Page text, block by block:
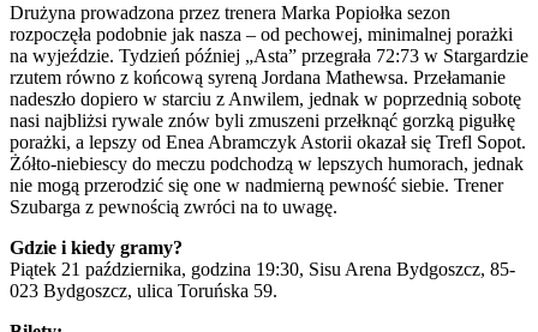
Drużyna prowadzona przez trenera Marka Popiołka sezon
rozpoczęła podobnie jak nasza – od pechowej, minimalnej porażki
na wyjeździe. Tydzień później „Asta” przegrała 72:73 w Stargardzie
rzutem równo z końcową syreną Jordana Mathewsa. Przełamanie
nadeszło dopiero w starciu z Anwilem, jednak w poprzednią sobotę
nasi najbliżsi rywale znów byli zmuszeni przełknąć gorzką pigułkę
porażki, a lepszy od Enea Abramczyk Astorii okazał się Trefl Sopot.
Żółto-niebiescy do meczu podchodzą w lepszych humorach, jednak
nie mogą przerodzić się one w nadmierną pewność siebie. Trener
Szubarga z pewnością zwróci na to uwagę.
Gdzie i kiedy gramy?
Piątek 21 października, godzina 19:30, Sisu Arena Bydgoszcz, 85-
023 Bydgoszcz, ulica Toruńska 59.